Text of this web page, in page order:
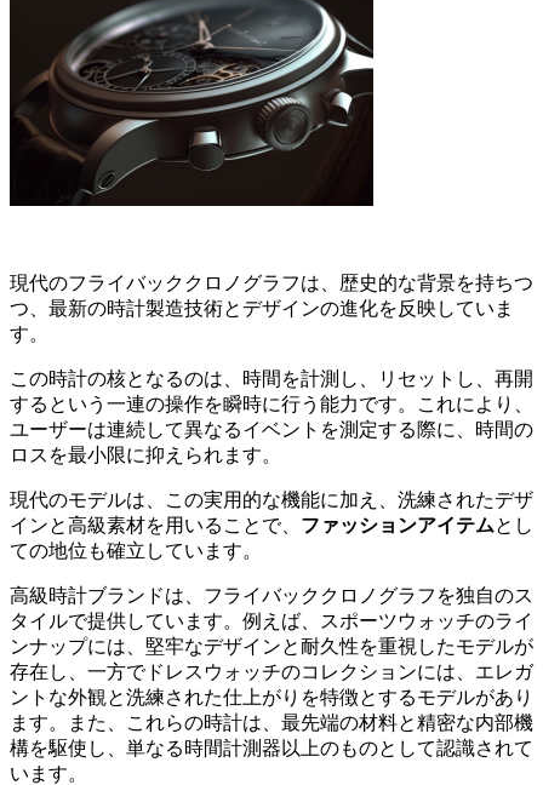
現代のフライバッククロノグラフは、歴史的な背景を持ちつ
つ、最新の時計製造技術とデザインの進化を反映していま
す。
この時計の核となるのは、時間を計測し、リセットし、再開
するという一連の操作を瞬時に行う能力です。これにより、
ユーザーは連続して異なるイベントを測定する際に、時間の
ロスを最小限に抑えられます。
現代のモデルは、この実用的な機能に加え、洗練されたデザ
インと高級素材を用いることで、 ファッションアイテムとし
ての地位も確立しています。
高級時計ブランドは、フライバッククロノグラフを独自のス
タイルで提供しています。例えば、スポーツウォッチのライ
ンナップには、堅牢なデザインと耐久性を重視したモデルが
存在し、一方でドレスウォッチのコレクションには、エレガ
ントな外観と洗練された仕上がりを特徴とするモデルがあり
ます。また、これらの時計は、最先端の材料と精密な内部機
構を駆使し、単なる時間計測器以上のものとして認識されて
います。